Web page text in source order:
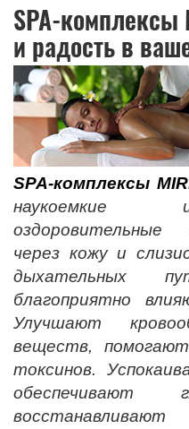
SPA-комплексы
и радость в
SPA-комплексы
наукоемкие
через кожу и
дыхательных
благоприятно
Улучшают
веществ,
токсинов.